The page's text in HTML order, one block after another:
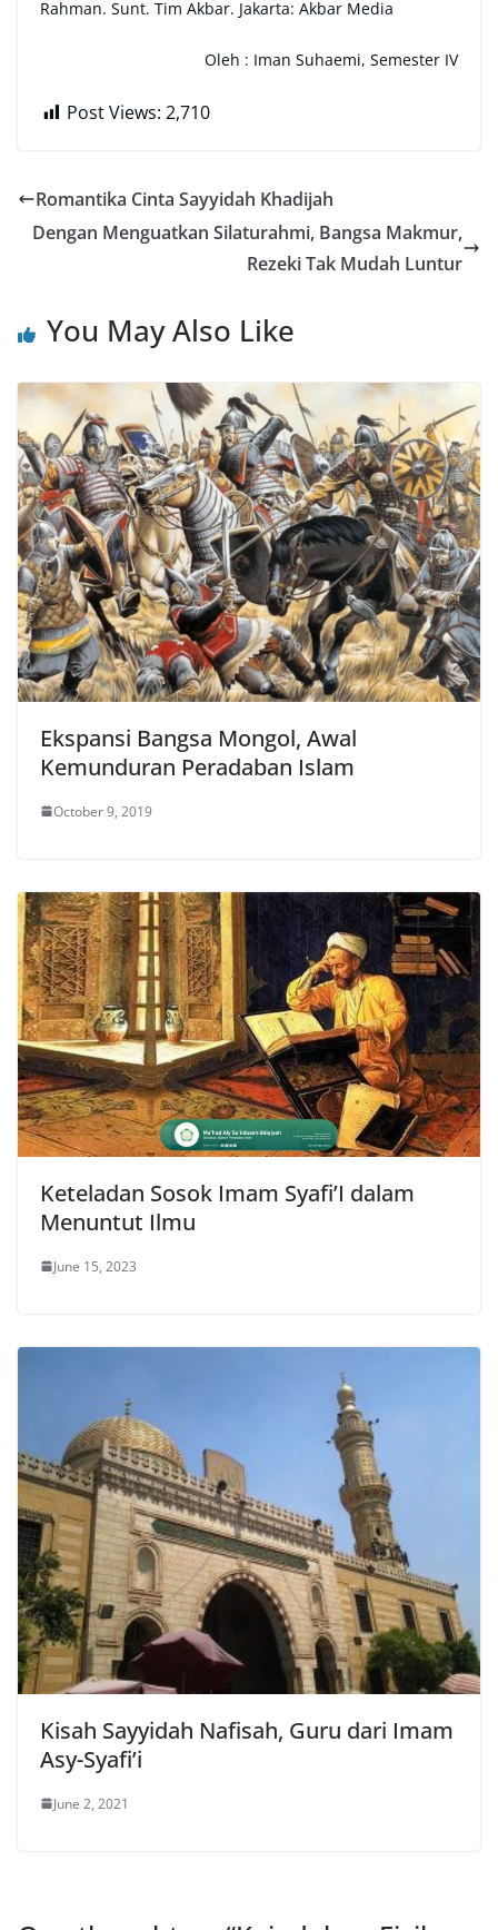
Rahman. Sunt. Tim Akbar. Jakarta: Akbar Media
Oleh : Iman Suhaemi, Semester IV
Post Views: 2,710
Romantika Cinta Sayyidah Khadijah
Dengan Menguatkan Silaturahmi, Bangsa Makmur,
Rezeki Tak Mudah Luntur
You May Also Like
Ekspansi Bangsa Mongol, Awal
Kemunduran Peradaban Islam
October 9, 2019
Keteladan Sosok Imam Syafi’I dalam
Menuntut Ilmu
June 15, 2023
Kisah Sayyidah Nafisah, Guru dari Imam
Asy-Syafi’i
June 2, 2021